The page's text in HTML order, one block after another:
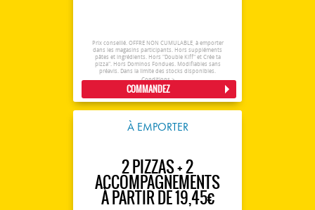
Prix conseillé. OFFRE NON CUMULABLE, à emporter
dans les magasins participants. Hors suppléments
pâtes et ingrédients. Hors "Double Kiff" et Crée ta
pizza". Hors Dominos Fondues. Modifiables sans
préavis. Dans la limite des stocks disponibles.
Conditions >
COMMANDEZ
À EMPORTER
2 PIZZAS + 2
ACCOMPAGNEMENTS
À PARTIR DE 19,45€